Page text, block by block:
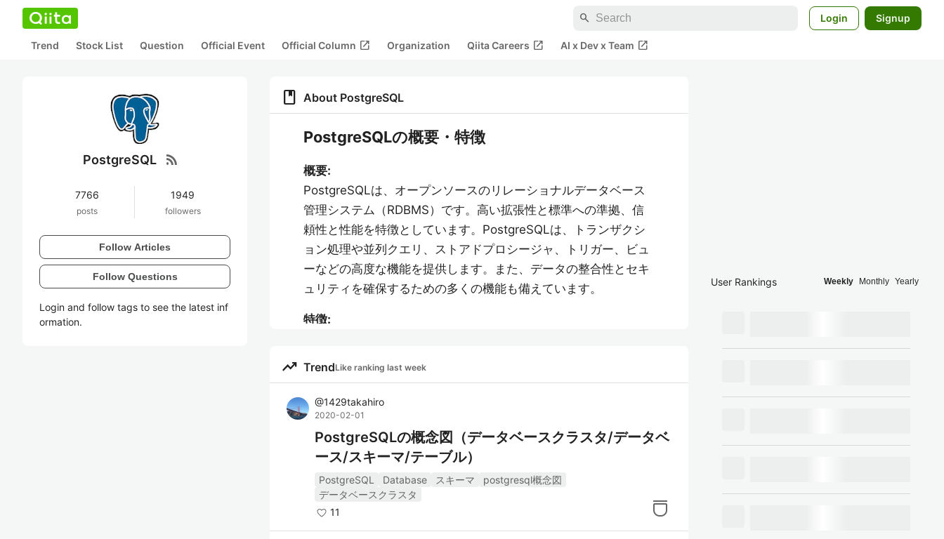
search Login Signup
Trend Stock List Question Official Event Official Column open_in_new Organization Qiita Careers open_in_new AI x Dev x Team open_in_new
PostgreSQL rss_feed
7766
posts
1949
followers
Follow Articles
Follow Questions
Login and follow tags to see the latest inf
ormation.
book About PostgreSQL
PostgreSQLの概要・特徴
概要:
PostgreSQLは、オープンソースのリレーショナルデータベース
管理システム（RDBMS）です。高い拡張性と標準への準拠、信
頼性と性能を特徴としています。PostgreSQLは、トランザクシ
ョン処理や並列クエリ、ストアドプロシージャ、トリガー、ビュ
ーなどの高度な機能を提供します。また、データの整合性とセキ
ュリティを確保するための多くの機能も備えています。
特徴:
PostgreSQLはANSI SQLの標準に準拠しており、一貫性の
ースのデータベースからの移行が容易です。
高度なデータ型サポート:
テキスト、数値、日付時刻、バイナリデータに加え、配
列、JSON、XML、ハッシュ、範囲などの高度なデータ型
をサポートしています。
拡張可能性:
ユーザー定義関数（UDF）、データ型、演算子、インデッ
trending_up TrendLike ranking last week
@1429takahiro
2020-02-01
PostgreSQLの概念図（データベースクラスタ/データベ
ース/スキーマ/テーブル）
PostgreSQL Database スキーマ
postgresql概念図
データベースクラスタ
11
User Rankings Weekly Monthly Yearly